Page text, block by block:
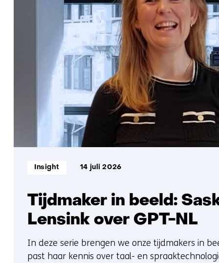
Tijdmaker in beeld:
Lensink over GPT-NL
Informatietype:
Insight 14 juli 2026
In deze serie brengen we onze tijdmakers in
past haar kennis over taal- en